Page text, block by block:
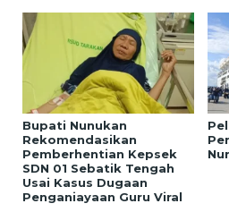
Bupati Nunukan
Rekomendasikan
Pemberhentian Kepsek
SDN 01 Sebatik Tengah
Usai Kasus Dugaan
Penganiayaan Guru Viral